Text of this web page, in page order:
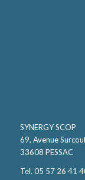
SYNERGY SCOP
69, Avenue
33608 PESSAC
Tel. 05 57 26 41